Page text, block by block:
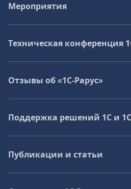
Мероприятия
Техническая конференция
Отзывы об «1С-Рарус»
Поддержка решений 1С и
Публикации и статьи